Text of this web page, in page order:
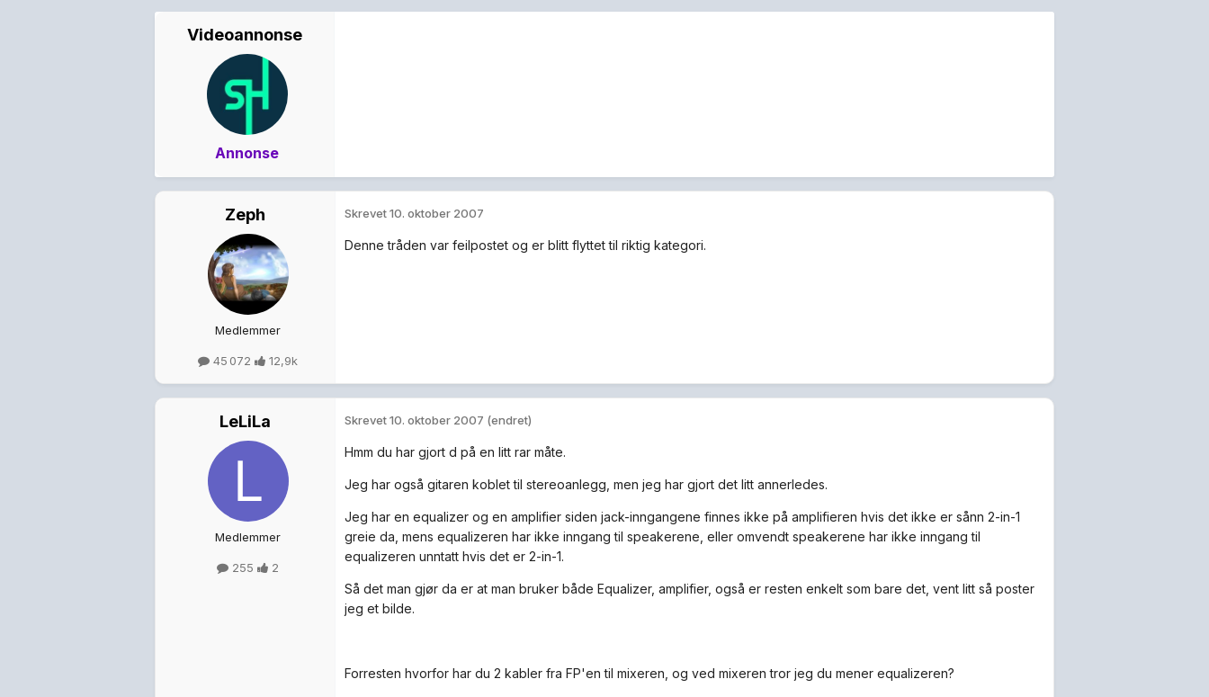
Videoannonse
Annonse
Zeph
Medlemmer
45 072 12,9k
Skrevet10. oktober 2007
Denne tråden var feilpostet og er blitt flyttet til riktig kategori.
LeLiLa
Medlemmer
255 2
Skrevet10. oktober 2007 (endret)
Hmm du har gjort d på en litt rar måte.
Jeg har også gitaren koblet til stereoanlegg, men jeg har gjort det litt annerledes.
Jeg har en equalizer og en amplifier siden jack-inngangene finnes ikke på amplifieren hvis det ikke er sånn 2-in-1
greie da, mens equalizeren har ikke inngang til speakerene, eller omvendt speakerene har ikke inngang til
equalizeren unntatt hvis det er 2-in-1.
Så det man gjør da er at man bruker både Equalizer, amplifier, også er resten enkelt som bare det, vent litt så poster
jeg et bilde.
Forresten hvorfor har du 2 kabler fra FP'en til mixeren, og ved mixeren tror jeg du mener equalizeren?